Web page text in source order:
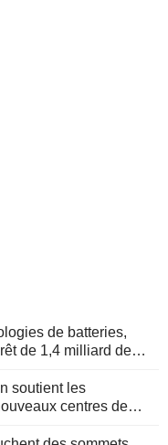
de batteries,
de 1,4 milliard de
soutient les
centres de